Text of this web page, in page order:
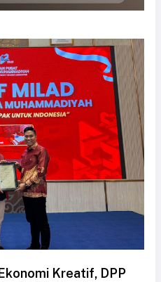
Kreatif, DPP